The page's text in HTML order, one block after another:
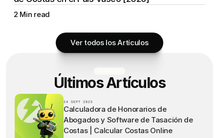
2 Min read
Ver todos los Artículos
Últimos Artículos
24 SEPT 2025
Calculadora de Honorarios de
Abogados y Software de Tasación de
Costas | Calcular Costas Online